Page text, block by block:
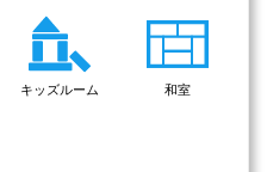
キッズルーム 和室